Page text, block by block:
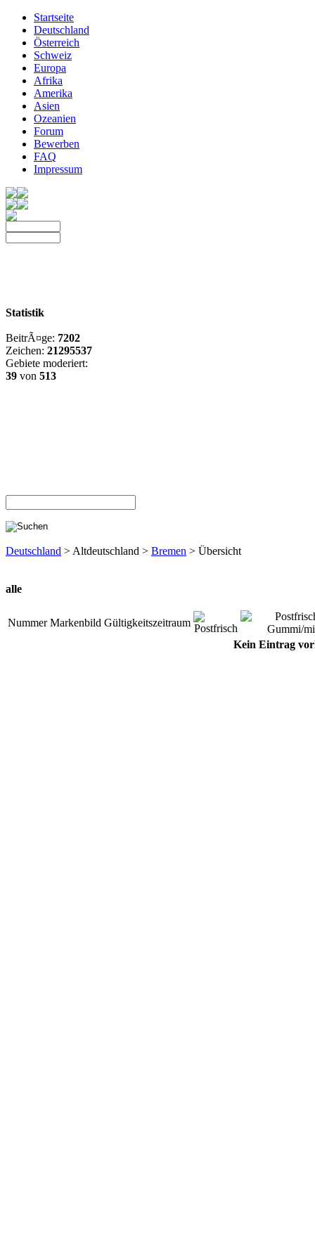
Startseite
Deutschland
Österreich
Schweiz
Europa
Afrika
Amerika
Asien
Ozeanien
Forum
Bewerben
FAQ
Impressum
Statistik
BeitrÃ¤ge: 7202
Zeichen: 21295537
Gebiete moderiert:
39 von 513
Deutschland > Altdeutschland > Bremen > Übersicht
alle
Nummer Markenbild Gültigkeitszeitraum
Kein Eintrag